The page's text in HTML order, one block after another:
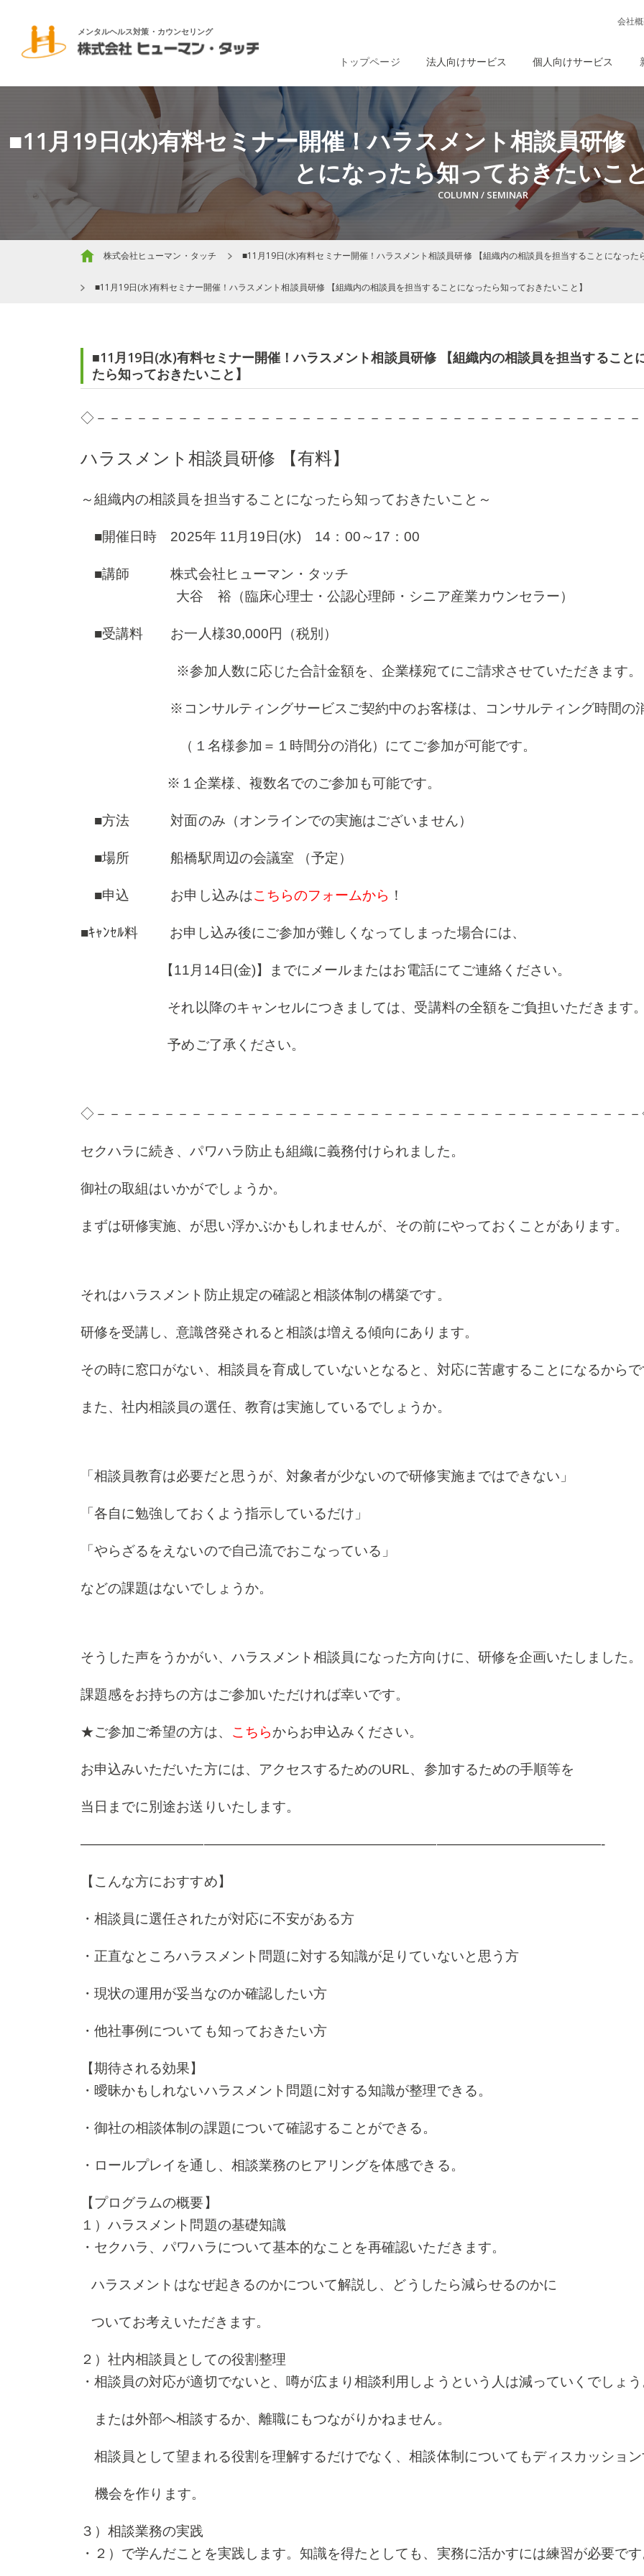
メンタルヘルス対策・カウンセリング
会社
トップページ 法人向けサービス 個人向けサービス
■11月19日(水)有料セミナー開催！ハラスメント相談員研修
とになったら知っておきたいこ
株式会社ヒューマン・タッチ ■11月19日(水)有料セミナー開催！ハラスメント相談員研修 【組織内の相談員を担当することになった
■11月19日(水)有料セミナー開催！ハラスメント相談員研修 【組織内の相談員を担当することになったら知っておきたいこと】
■11月19日(水)有料セミナー開催！ハラスメント相談員研修 【組織内の相談員を担当すること
たら知っておきたいこと】
◇－－－－－－－－－－－－－－－－－－－－－－－－－－－－－－－－－－－－－－－
ハラスメント相談員研修 【有料】
～組織内の相談員を担当することになったら知っておきたいこと～
■開催日時 2025年 11月19日(水) 14：00～17：00
■講師 株式会社ヒューマン・タッチ
大谷 裕（臨床心理士・公認心理師・シニア産業カウンセラー）
■受講料 お一人様30,000円（税別）
※参加人数に応じた合計金額を、企業様宛てにご請求させていただきます。
※コンサルティングサービスご契約中のお客様は、コンサルティング時間の
（１名様参加＝１時間分の消化）にてご参加が可能です。
※１企業様、複数名でのご参加も可能です。
■方法 対面のみ（オンラインでの実施はございません）
■場所 船橋駅周辺の会議室 （予定）
■申込 お申し込みはこちらのフォームから ！
■ｷｬﾝｾﾙ料 お申し込み後にご参加が難しくなってしまった場合には、
【11月14日(金)】までにメールまたはお電話にてご連絡ください。
それ以降のキャンセルにつきましては、受講料の全額をご負担いただきます。
予めご了承ください。
◇－－－－－－－－－－－－－－－－－－－－－－－－－－－－－－－－－－－－－－－
セクハラに続き、パワハラ防止も組織に義務付けられました。
御社の取組はいかがでしょうか。
まずは研修実施、が思い浮かぶかもしれませんが、その前にやっておくことがあります。
それはハラスメント防止規定の確認と相談体制の構築です。
研修を受講し、意識啓発されると相談は増える傾向にあります。
その時に窓口がない、相談員を育成していないとなると、対応に苦慮することになるからで
また、社内相談員の選任、教育は実施しているでしょうか。
「相談員教育は必要だと思うが、対象者が少ないので研修実施まではできない」
「各自に勉強しておくよう指示しているだけ」
「やらざるをえないので自己流でおこなっている」
などの課題はないでしょうか。
そうした声をうかがい、ハラスメント相談員になった方向けに、研修を企画いたしました。
課題感をお持ちの方はご参加いただければ幸いです。
★ご参加ご希望の方は、 こちらからお申込みください。
お申込みいただいた方には、アクセスするためのURL、参加するための手順等を
当日までに別途お送りいたします。
——————————————————————————————————————-
【こんな方におすすめ】
・相談員に選任されたが対応に不安がある方
・正直なところハラスメント問題に対する知識が足りていないと思う方
・現状の運用が妥当なのか確認したい方
・他社事例についても知っておきたい方
【期待される効果】
・曖昧かもしれないハラスメント問題に対する知識が整理できる。
・御社の相談体制の課題について確認することができる。
・ロールプレイを通し、相談業務のヒアリングを体感できる。
【プログラムの概要】
１）ハラスメント問題の基礎知識
・セクハラ、パワハラについて基本的なことを再確認いただきます。
ハラスメントはなぜ起きるのかについて解説し、どうしたら減らせるのかに
ついてお考えいただきます。
２）社内相談員としての役割整理
・相談員の対応が適切でないと、噂が広まり相談利用しようという人は減っていくでしょう
または外部へ相談するか、離職にもつながりかねません。
相談員として望まれる役割を理解するだけでなく、相談体制についてもディスカッション
機会を作ります。
３）相談業務の実践
・２）で学んだことを実践します。知識を得たとしても、実務に活かすには練習が必要です